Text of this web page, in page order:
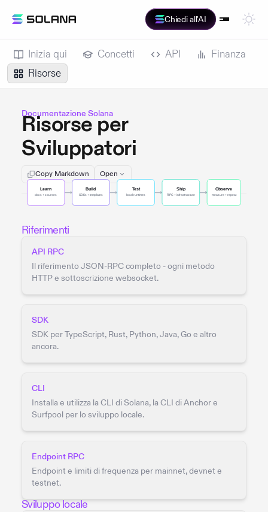
Chiedi all'AI
Inizia qui Concetti API
Finanza
Risorse
Documentazione Solana
Risorse per
Sviluppatori
Copy Markdown Open
Riferimenti
API RPC
Il riferimento JSON-RPC completo - ogni metodo
HTTP e sottoscrizione websocket.
SDK
SDK per TypeScript, Rust, Python, Java, Go e altro
ancora.
CLI
Installa e utilizza la CLI di Solana, la CLI di Anchor e
Surfpool per lo sviluppo locale.
Endpoint RPC
Endpoint e limiti di frequenza per mainnet, devnet e
testnet.
Sviluppo locale